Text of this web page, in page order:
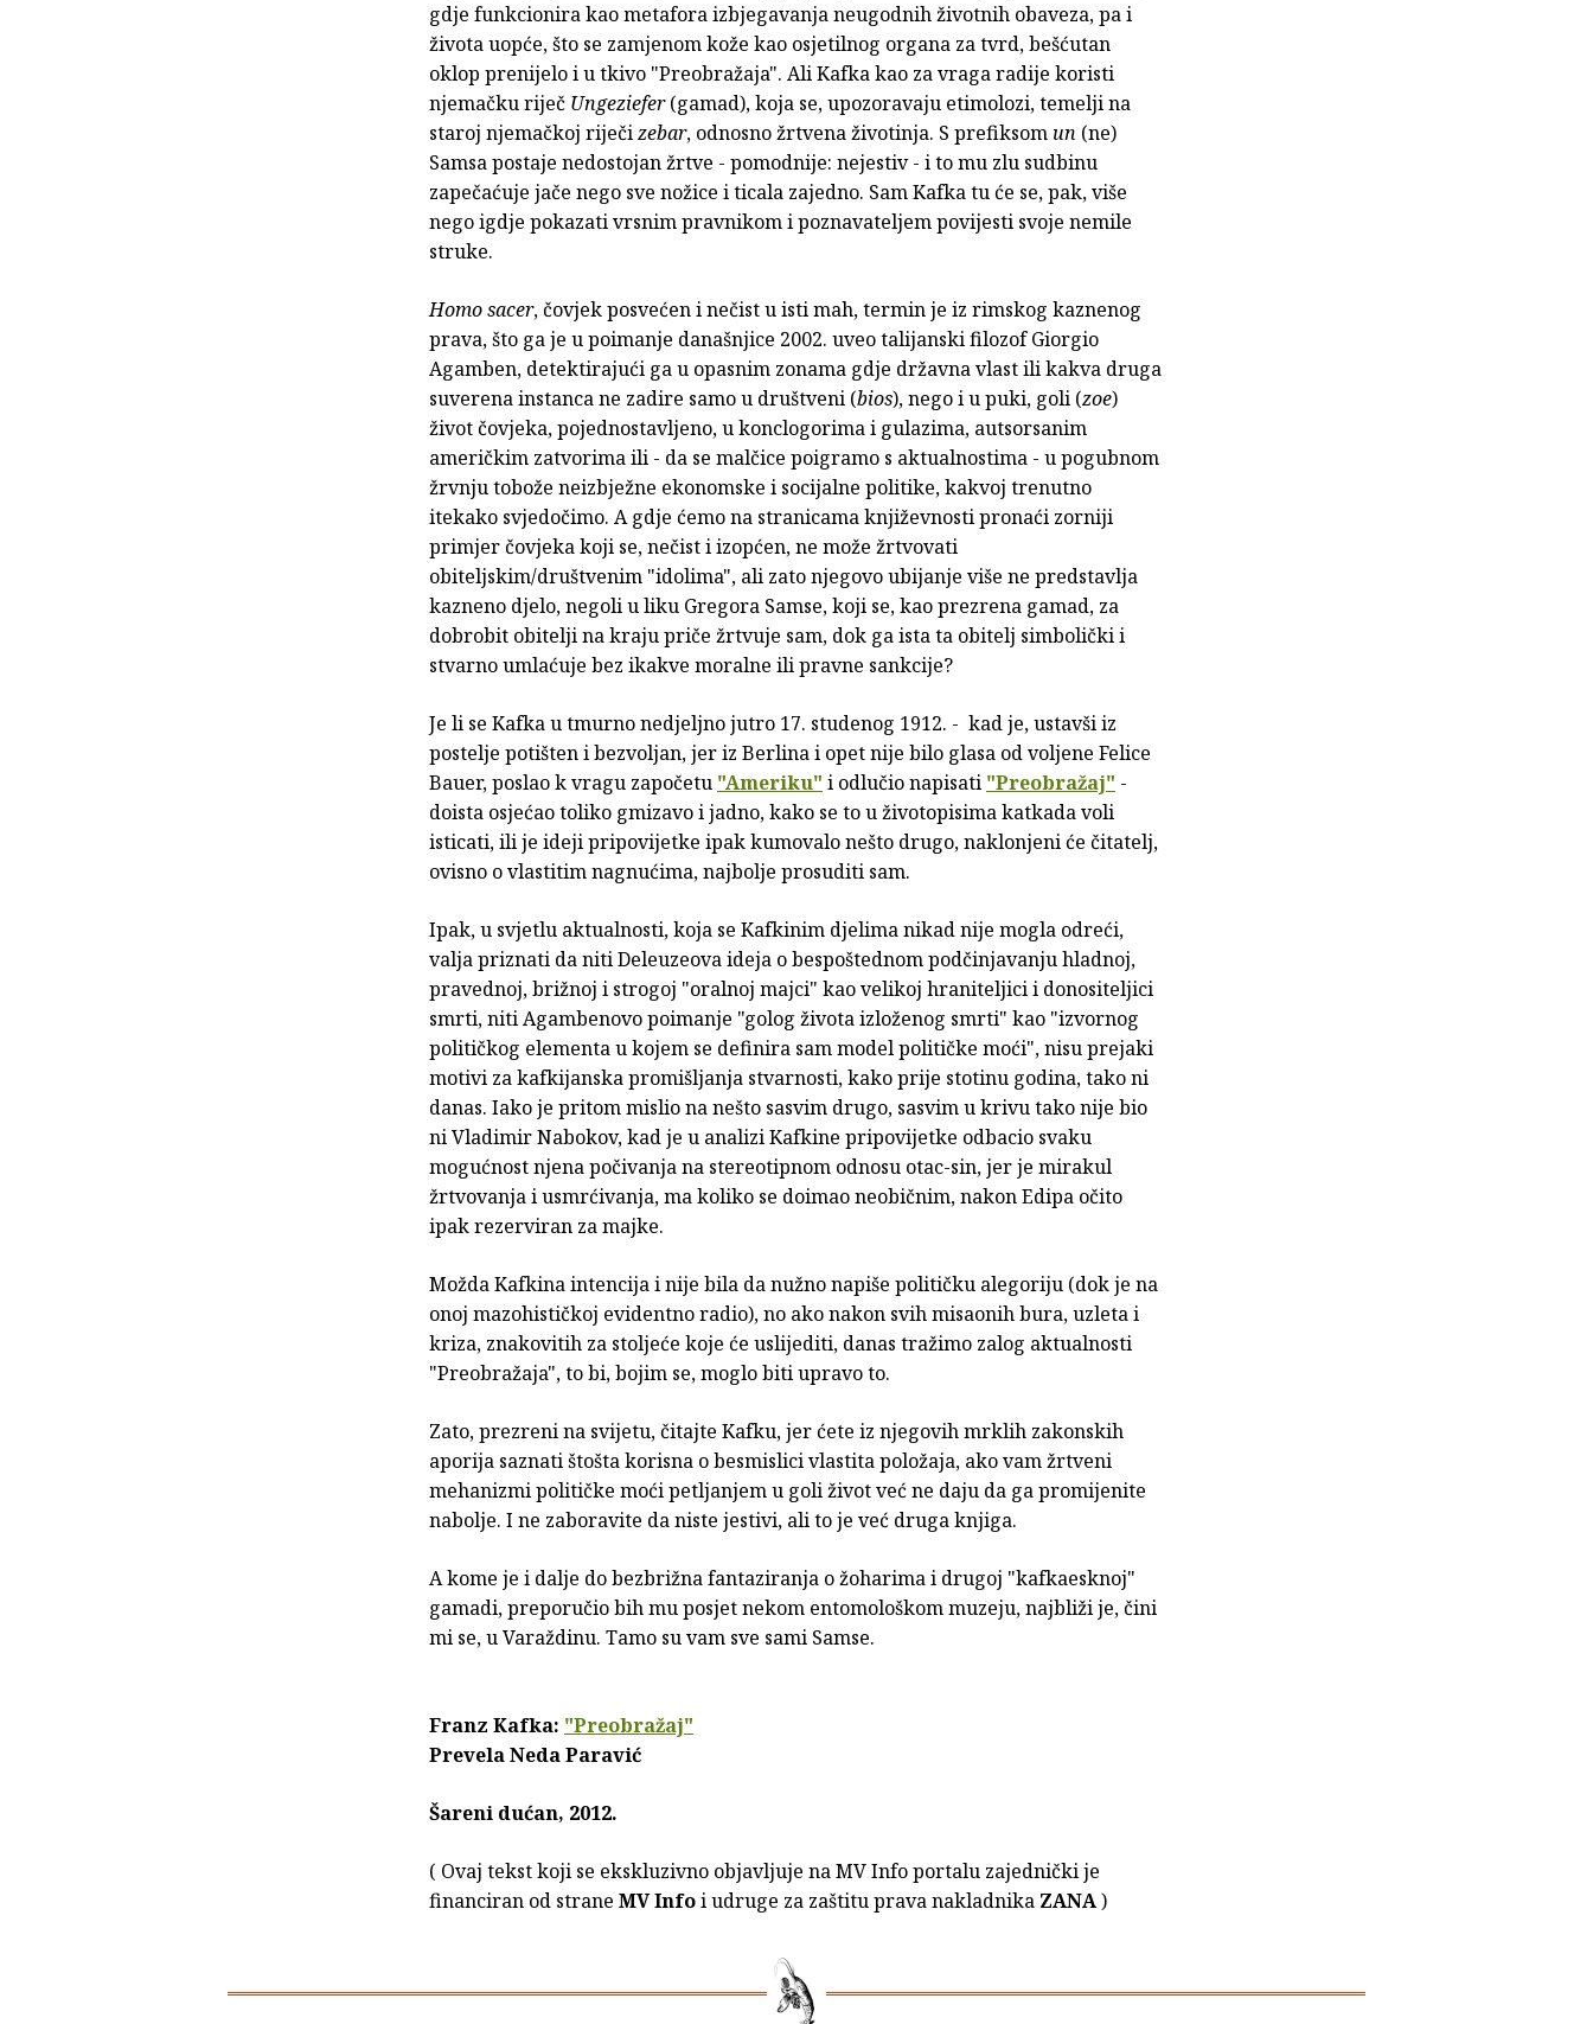
gdje funkcionira kao metafora izbjegavanja neugodnih životnih obaveza, pa i
života uopće, što se zamjenom kože kao osjetilnog organa za tvrd, bešćutan
oklop prenijelo i u tkivo "Preobražaja". Ali Kafka kao za vraga radije koristi
njemačku riječ Ungeziefer(gamad), koja se, upozoravaju etimolozi, temelji na
staroj njemačkoj riječizebar, odnosno žrtvena životinja. S prefiksom un (ne)
Samsa postaje nedostojan žrtve - pomodnije: nejestiv - i to mu zlu sudbinu
zapečaćuje jače nego sve nožice i ticala zajedno. Sam Kafka tu će se, pak, više
nego igdje pokazati vrsnim pravnikom i poznavateljem povijesti svoje nemile
struke.
Homo sacer, čovjek posvećen i nečist u isti mah, termin je iz rimskog kaznenog
prava, što ga je u poimanje današnjice 2002. uveo talijanski filozof Giorgio
Agamben, detektirajući ga u opasnim zonama gdje državna vlast ili kakva druga
suverena instanca ne zadire samo u društveni (bios), nego i u puki, goli (zoe)
život čovjeka, pojednostavljeno, u konclogorima i gulazima, autsorsanim
američkim zatvorima ili - da se malčice poigramo s aktualnostima - u pogubnom
žrvnju tobože neizbježne ekonomske i socijalne politike, kakvoj trenutno
itekako svjedočimo. A gdje ćemo na stranicama književnosti pronaći zorniji
primjer čovjeka koji se, nečist i izopćen, ne može žrtvovati
obiteljskim/društvenim "idolima", ali zato njegovo ubijanje više ne predstavlja
kazneno djelo, negoli u liku Gregora Samse, koji se, kao prezrena gamad, za
dobrobit obitelji na kraju priče žrtvuje sam, dok ga ista ta obitelj simbolički i
stvarno umlaćuje bez ikakve moralne ili pravne sankcije?
Je li se Kafka u tmurno nedjeljno jutro 17. studenog 1912. - kad je, ustavši iz
postelje potišten i bezvoljan, jer iz Berlina i opet nije bilo glasa od voljene Felice
Bauer, poslao k vragu započetu "Ameriku" i odlučio napisati "Preobražaj" -
doista osjećao toliko gmizavo i jadno, kako se to u životopisima katkada voli
isticati, ili je ideji pripovijetke ipak kumovalo nešto drugo, naklonjeni će čitatelj,
ovisno o vlastitim nagnućima, najbolje prosuditi sam.
Ipak, u svjetlu aktualnosti, koja se Kafkinim djelima nikad nije mogla odreći,
valja priznati da niti Deleuzeova ideja o bespoštednom podčinjavanju hladnoj,
pravednoj, brižnoj i strogoj "oralnoj majci" kao velikoj hraniteljici i donositeljici
smrti, niti Agambenovo poimanje "golog života izloženog smrti" kao "izvornog
političkog elementa u kojem se definira sam model političke moći", nisu prejaki
motivi za kafkijanska promišljanja stvarnosti, kako prije stotinu godina, tako ni
danas. Iako je pritom mislio na nešto sasvim drugo, sasvim u krivu tako nije bio
ni Vladimir Nabokov, kad je u analizi Kafkine pripovijetke odbacio svaku
mogućnost njena počivanja na stereotipnom odnosu otac-sin, jer je mirakul
žrtvovanja i usmrćivanja, ma koliko se doimao neobičnim, nakon Edipa očito
ipak rezerviran za majke.
Možda Kafkina intencija i nije bila da nužno napiše političku alegoriju (dok je na
onoj mazohističkoj evidentno radio), no ako nakon svih misaonih bura, uzleta i
kriza, znakovitih za stoljeće koje će uslijediti, danas tražimo zalog aktualnosti
"Preobražaja", to bi, bojim se, moglo biti upravo to.
Zato, prezreni na svijetu, čitajte Kafku, jer ćete iz njegovih mrklih zakonskih
aporija saznati štošta korisna o besmislici vlastita položaja, ako vam žrtveni
mehanizmi političke moći petljanjem u goli život već ne daju da ga promijenite
nabolje. I ne zaboravite da niste jestivi, ali to je već druga knjiga.
A kome je i dalje do bezbrižna fantaziranja o žoharima i drugoj "kafkaesknoj"
gamadi, preporučio bih mu posjet nekom entomološkom muzeju, najbliži je, čini
mi se, u Varaždinu. Tamo su vam sve sami Samse.
Franz Kafka: "Preobražaj"
Prevela Neda Paravić
Šareni dućan, 2012.
( Ovaj tekst koji se ekskluzivno objavljuje na MV Info portalu zajednički je
financiran od strane MV Infoi udruge za zaštitu prava nakladnika ZANA)